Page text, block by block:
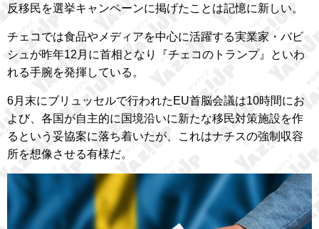
反移民を選挙キャンペーンに掲げたことは記憶に新しい。
チェコでは食品やメディアを中心に活躍する実業家・バビ
シュが昨年12月に首相となり『チェコのトランプ』といわ
れる手腕を発揮している。
6月末にブリュッセルで行われたEU首脳会議は10時間にお
よび、各国が自主的に国境沿いに新たな移民対策施設を作
るという妥協案に落ち着いたが、これはナチスの強制収容
所を想像させる有様だ。